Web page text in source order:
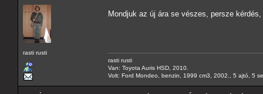
rasti rusti
Mondjuk az új ára se vészes, persze
rasti rusti
Van: Toyota Auris HSD, 2010.
Volt: Ford Mondeo, benzin, 1999 cm3, 2002., 5 ajtó, 5